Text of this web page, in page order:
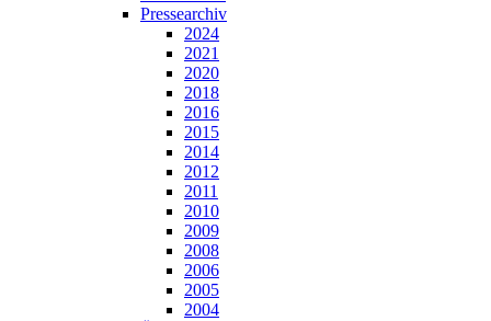
Pressearchiv
2024
2021
2020
2018
2016
2015
2014
2012
2011
2010
2009
2008
2006
2005
2004